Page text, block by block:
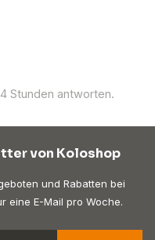
Stunden antworten.
von Koloshop
und Rabatten bei
eine E-Mail pro Woche.